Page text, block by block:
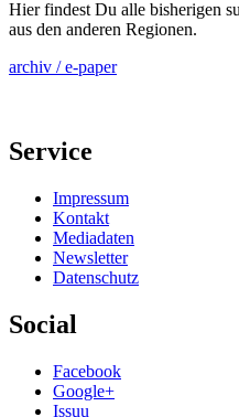
Hier findest Du alle bisherigen
aus den anderen Regionen.
archiv / e-paper
Service
Impressum
Kontakt
Mediadaten
Newsletter
Datenschutz
Social
Facebook
Google+
Issuu